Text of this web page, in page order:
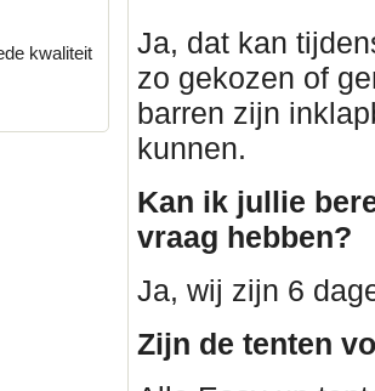
kwaliteit
Ja, dat kan
zo gekozen of
barren zijn
kunnen.
Kan ik jullie
vraag hebben?
Ja, wij zijn 6
Zijn de tenten